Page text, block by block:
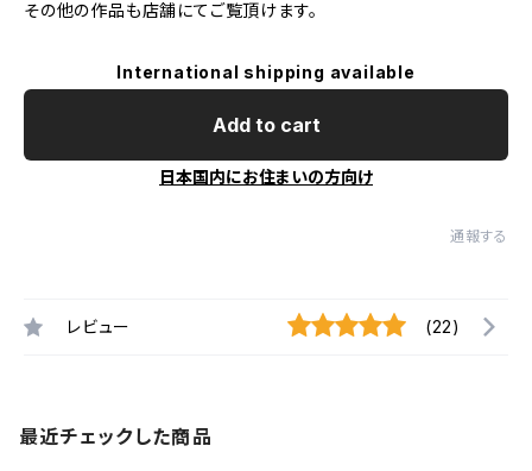
その他の作品も店舗にてご覧頂けます。
International shipping available
Add to cart
日本国内にお住まいの方向け
通報する
レビュー (22)
最近チェックした商品